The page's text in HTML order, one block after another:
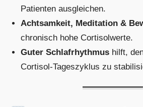
Patienten ausgleichen.
Achtsamkeit, Meditation &
chronisch hohe Cortisolwerte.
Guter Schlafrhythmus hilft,
Cortisol-Tageszyklus zu